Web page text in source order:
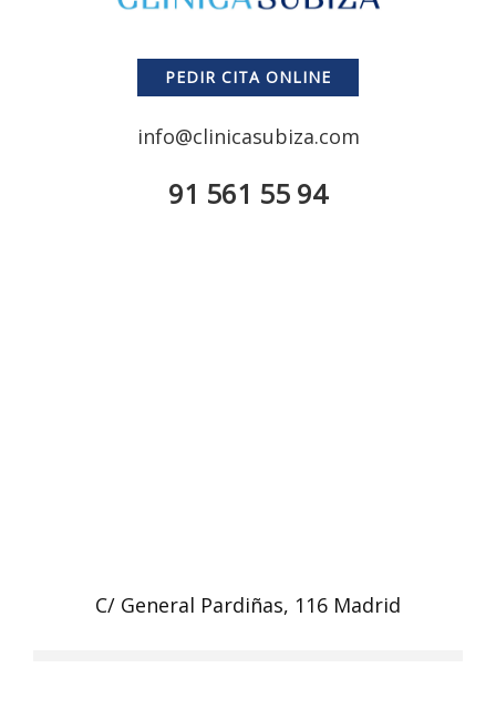
PEDIR CITA ONLINE
info@clinicasubiza.com
91 561 55 94
C/ General Pardiñas, 116 Madrid